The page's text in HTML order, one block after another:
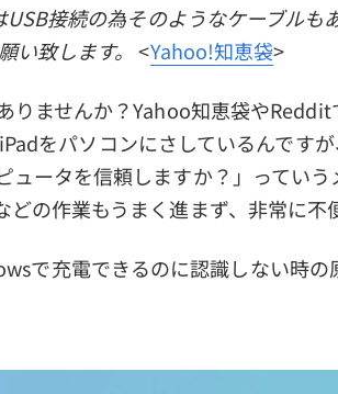
USB接続の為そのようなケーブルも
い致します。 <Yahoo!知恵袋>
りませんか？Yahoo知恵袋や
をパソコンにさしているんです
ュータを信頼しますか？」っていう
の作業もうまく進まず、非常に不
で充電できるのに認識しない時の